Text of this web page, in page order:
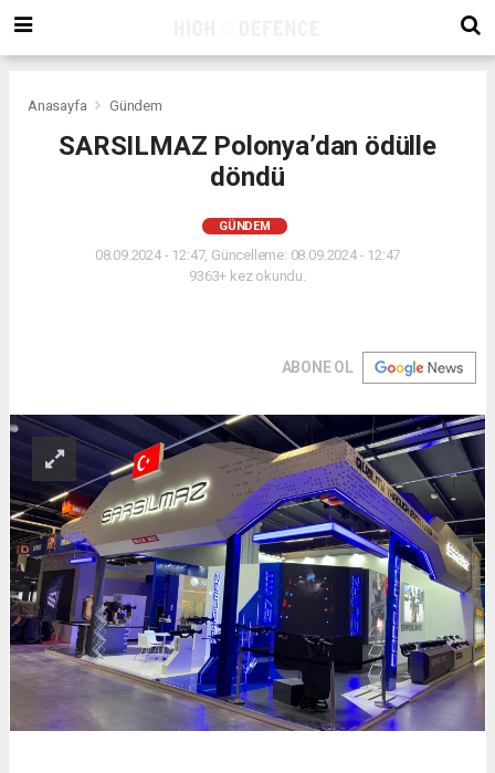
Anasayfa Gündem
SARSILMAZ Polonya’dan ödülle
döndü
GÜNDEM
08.09.2024 - 12:47, Güncelleme: 08.09.2024 - 12:47
9363+ kez okundu.
ABONE OL